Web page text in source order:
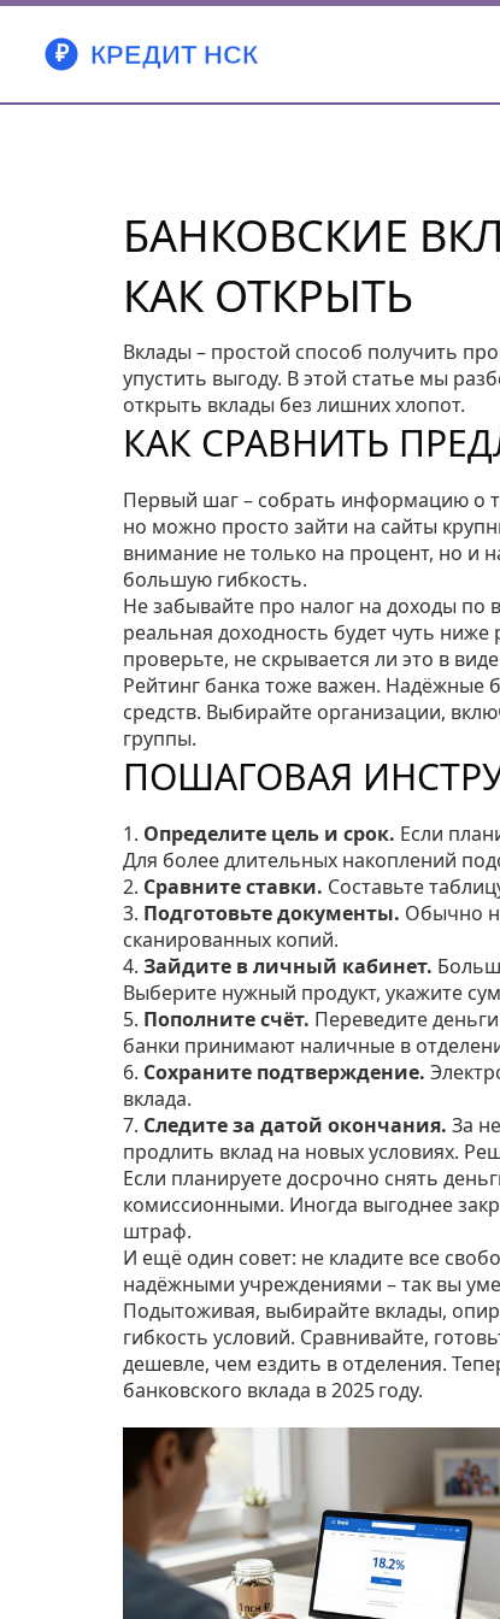
БАНКОВСКИЕ
КАК ОТКРЫТЬ
Вклады – простой способ получить
упустить выгоду. В этой статье мы
открыть вклады без лишних хлопот.
КАК СРАВНИТЬ
Первый шаг – собрать информацию о
но можно просто зайти на сайты
внимание не только на процент, но и
большую гибкость.
Не забывайте про налог на доходы по
реальная доходность будет чуть ниже
проверьте, не скрывается ли это в
Рейтинг банка тоже важен. Надёжные
средств. Выбирайте организации,
группы.
ПОШАГОВАЯ
1. Определите цель и срок. Если
Для более длительных накоплений
2. Сравните ставки. Составьте
3. Подготовьте документы. Обычно
сканированных копий.
4. Зайдите в личный кабинет.
Выберите нужный продукт, укажите
5. Пополните счёт. Переведите
банки принимают наличные в
6. Сохраните подтверждение.
вклада.
7. Следите за датой окончания. За
продлить вклад на новых условиях.
Если планируете досрочно снять
комиссионными. Иногда выгоднее
штраф.
И ещё один совет: не кладите все
надёжными учреждениями – так вы
Подытоживая, выбирайте вклады,
гибкость условий. Сравнивайте,
дешевле, чем ездить в отделения.
банковского вклада в 2025 году.